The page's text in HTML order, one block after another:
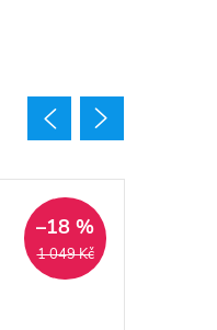
1 049 Kč
–18 %